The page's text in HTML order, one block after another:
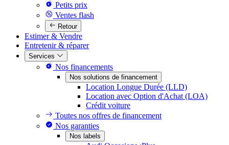
Petits prix
Ventes flash
Retour
Estimer & Vendre
Entretenir & réparer
Services
Nos financements
Nos solutions de financement
Location Longue Durée (LLD)
Location avec Option d'Achat (LOA)
Crédit voiture
Toutes nos offres de financement
Nos garanties
Nos labels